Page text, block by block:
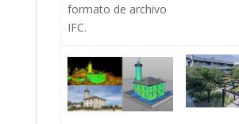
formato de archivo
IFC.